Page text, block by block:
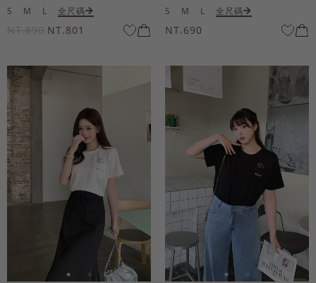
S M L 全尺碼
NT.890 NT.801
S M L 全尺碼
NT.690